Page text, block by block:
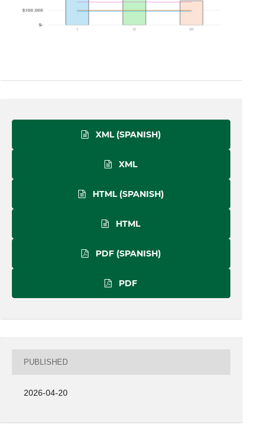
XML (SPANISH)
XML
HTML (SPANISH)
HTML
PDF (SPANISH)
PDF
PUBLISHED
2026-04-20